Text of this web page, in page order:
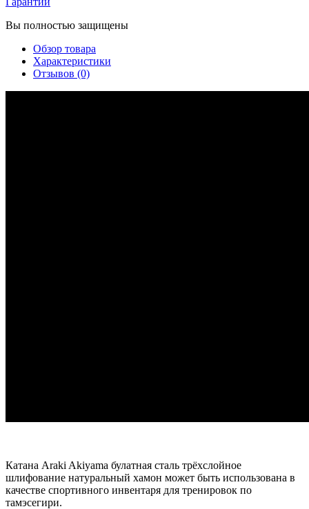
Вы полностью защищены
Обзор товара
Характеристики
Отзывов (0)
Катана Araki Akiyama булатная сталь трёхслойное
шлифование натуральный хамон может быть использована в
качестве спортивного инвентаря для тренировок по
тамэсегири.